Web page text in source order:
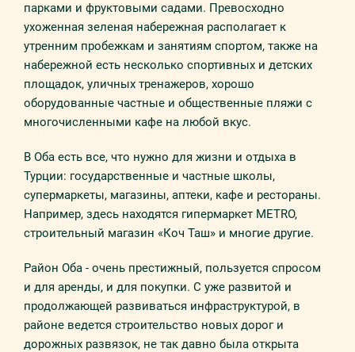
парками и фруктовыми садами. Превосходно
ухоженная зеленая набережная располагает к
утренним пробежкам и занятиям спортом, также на
набережной есть несколько спортивных и детских
площадок, уличных тренажеров, хорошо
оборудованные частные и общественные пляжи с
многочисленными кафе на любой вкус.
В Оба есть все, что нужно для жизни и отдыха в
Турции: государственные и частные школы,
супермаркеты, магазины, аптеки, кафе и рестораны.
Например, здесь находятся гипермаркет METRO,
строительный магазин «Коч Таш» и многие другие.
Район Оба - очень престижный, пользуется спросом
и для аренды, и для покупки. С уже развитой и
продолжающей развиваться инфраструктурой, в
районе ведется строительство новых дорог и
дорожных развязок, не так давно была открыта